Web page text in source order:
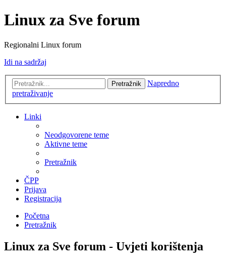
Linux za Sve forum
Regionalni Linux forum
Idi na sadržaj
Pretražnik
Napredno
pretraživanje
Linki
Neodgovorene teme
Aktivne teme
Pretražnik
ČPP
Prijava
Registracija
Početna
Pretražnik
Linux za Sve forum - Uvjeti korištenja